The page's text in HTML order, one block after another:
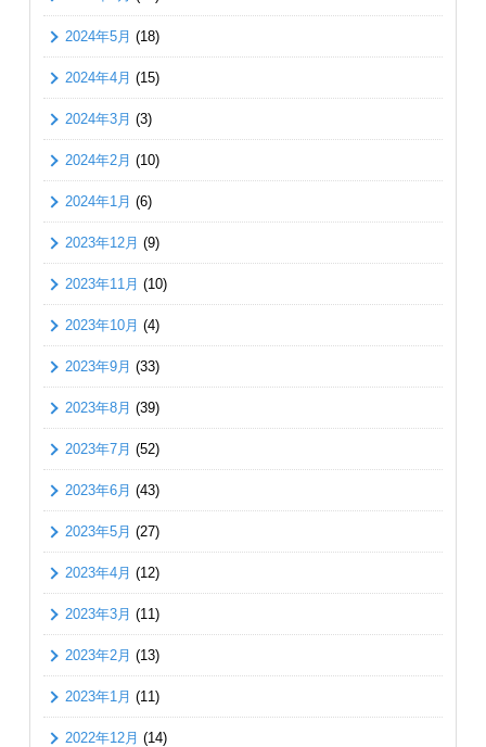
2024年5月 (18)
2024年4月 (15)
2024年3月 (3)
2024年2月 (10)
2024年1月 (6)
2023年12月 (9)
2023年11月 (10)
2023年10月 (4)
2023年9月 (33)
2023年8月 (39)
2023年7月 (52)
2023年6月 (43)
2023年5月 (27)
2023年4月 (12)
2023年3月 (11)
2023年2月 (13)
2023年1月 (11)
2022年12月 (14)